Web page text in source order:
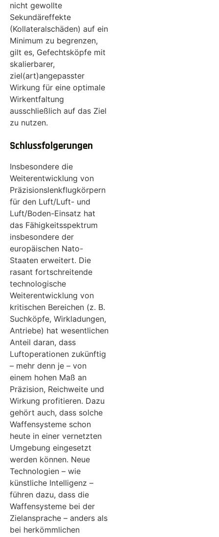
nicht gewollte
Sekundäreffekte
(Kollateralschäden) auf ein
Minimum zu begrenzen,
gilt es, Gefechtsköpfe mit
skalierbarer,
ziel(art)angepasster
Wirkung für eine optimale
Wirkentfaltung
ausschließlich auf das Ziel
zu nutzen.
Schlussfolgerungen
Insbesondere die
Weiterentwicklung von
Präzisionslenkflugkörpern
für den Luft/Luft- und
Luft/Boden-Einsatz hat
das Fähigkeitsspektrum
insbesondere der
europäischen Nato-
Staaten erweitert. Die
rasant fortschreitende
technologische
Weiterentwicklung von
kritischen Bereichen (z. B.
Suchköpfe, Wirkladungen,
Antriebe) hat wesentlichen
Anteil daran, dass
Luftoperationen zukünftig
– mehr denn je – von
einem hohen Maß an
Präzision, Reichweite und
Wirkung profitieren. Dazu
gehört auch, dass solche
Waffensysteme schon
heute in einer vernetzten
Umgebung eingesetzt
werden können. Neue
Technologien – wie
künstliche Intelligenz –
führen dazu, dass die
Waffensysteme bei der
Zielansprache – anders als
bei herkömmlichen